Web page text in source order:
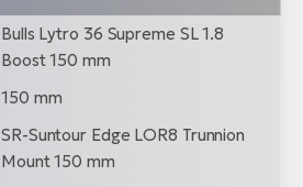
Bulls Lytro 36 Supreme SL 1.8
Boost 150 mm
150 mm
SR-Suntour Edge LOR8 Trunnion
Mount 150 mm